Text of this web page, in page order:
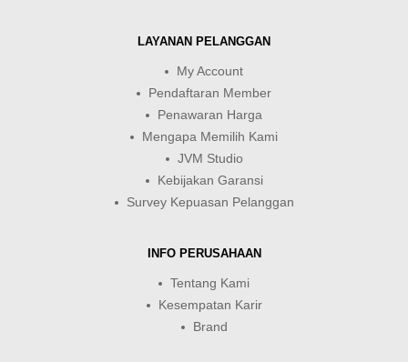
LAYANAN PELANGGAN
My Account
Pendaftaran Member
Penawaran Harga
Mengapa Memilih Kami
JVM Studio
Kebijakan Garansi
Survey Kepuasan Pelanggan
INFO PERUSAHAAN
Tentang Kami
Kesempatan Karir
Brand